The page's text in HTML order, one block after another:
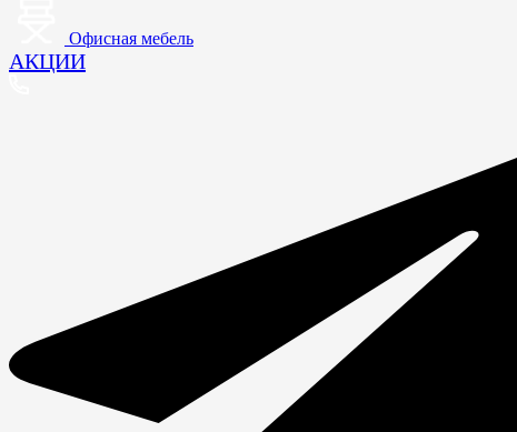
Офисная мебель
АКЦИИ